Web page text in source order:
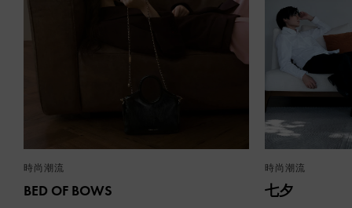
時尚潮流
BED OF BOWS
時尚潮流
七夕